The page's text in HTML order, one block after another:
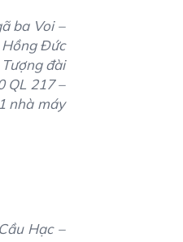
ba Voi –
Hồng Đức
đài
QL 217 –
nhà máy
Hạc –